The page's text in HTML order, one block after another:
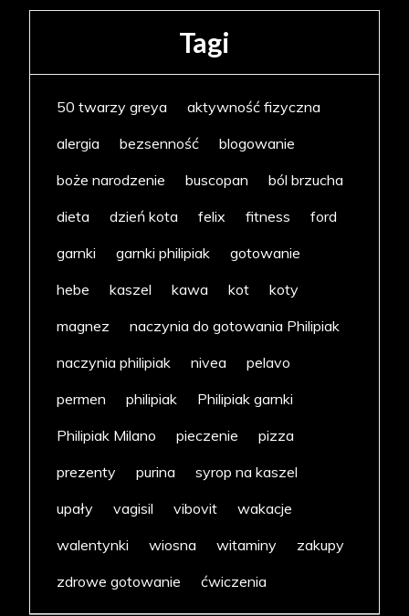
Tagi
50 twarzy greya
aktywność fizyczna
alergia
bezsenność
blogowanie
boże narodzenie
buscopan
ból brzucha
dieta
dzień kota felix fitness
ford
garnki
garnki philipiak
gotowanie
hebe
kaszel kawa kot
koty
magnez
naczynia do gotowania Philipiak
naczynia philipiak
nivea
pelavo
permen
philipiak
Philipiak garnki
Philipiak Milano
pieczenie
pizza
prezenty
purina
syrop na kaszel
upały
vagisil vibovit
wakacje
walentynki
wiosna witaminy
zakupy
zdrowe gotowanie
ćwiczenia